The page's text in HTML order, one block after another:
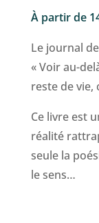
À partir de
Le journal
« Voir au-
reste de vie,
Ce livre est
réalité
seule la
le sens…